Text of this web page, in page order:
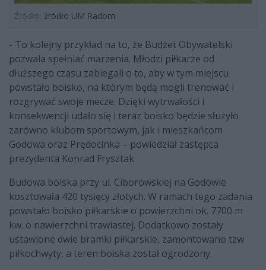
Źródło: źródło UM Radom
- To kolejny przykład na to, że Budżet Obywatelski
pozwala spełniać marzenia. Młodzi piłkarze od
dłuższego czasu zabiegali o to, aby w tym miejscu
powstało boisko, na którym będą mogli trenować i
rozgrywać swoje mecze. Dzięki wytrwałości i
konsekwencji udało się i teraz boisko będzie służyło
zarówno klubom sportowym, jak i mieszkańcom
Godowa oraz Prędocinka – powiedział zastępca
prezydenta Konrad Frysztak.
Budowa boiska przy ul. Ciborowskiej na Godowie
kosztowała 420 tysięcy złotych. W ramach tego zadania
powstało boisko piłkarskie o powierzchni ok. 7700 m
kw. o nawierzchni trawiastej. Dodatkowo zostały
ustawione dwie bramki piłkarskie, zamontowano tzw.
piłkochwyty, a teren boiska został ogrodzony.